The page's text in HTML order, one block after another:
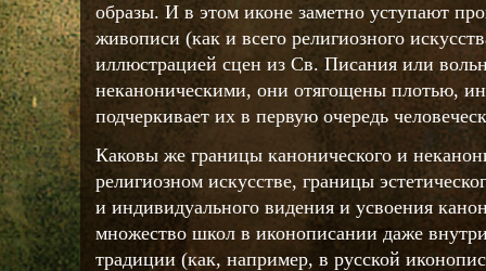
образы. И в этом иконе заметно уступают
живописи (как и всего религиозного
иллюстрацией сцен из Св. Писания или
неканоническими, они отягощены плотью,
подчеркивает их в первую очередь
Каковы же границы канонического и
религиозном искусстве, границы
и индивидуального видения и усвоения
множество школ в иконописании даже
традиции (как, например, в русской